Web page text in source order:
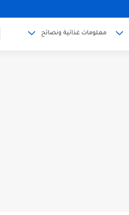
معلومات غذائية ونصائح